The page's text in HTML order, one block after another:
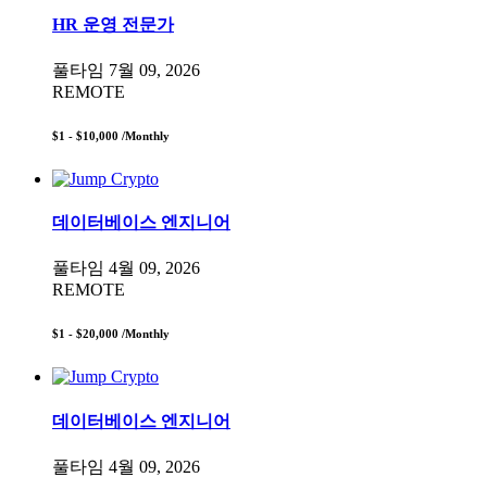
HR 운영 전문가
풀타임 7월 09, 2026
REMOTE
$1 - $10,000 /Monthly
데이터베이스 엔지니어
풀타임 4월 09, 2026
REMOTE
$1 - $20,000 /Monthly
데이터베이스 엔지니어
풀타임 4월 09, 2026